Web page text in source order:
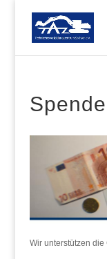
Wir unterstützen